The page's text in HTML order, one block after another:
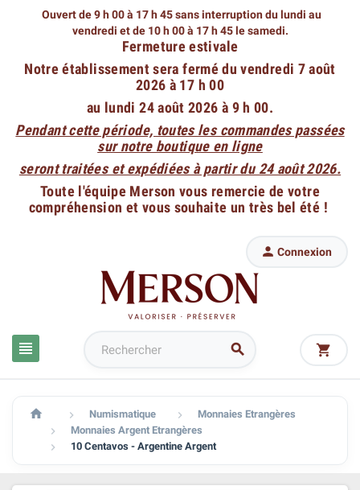
Ouvert de 9 h 00 à 17 h 45 sans interruption du lundi au
vendredi et de 10 h 00 à 17 h 45 le samedi.
Fermeture estivale
Notre établissement sera fermé du vendredi 7 août
2026 à 17 h 00
au lundi 24 août 2026 à 9 h 00.
Pendant cette période, toutes les commandes passées
sur notre boutique en ligne
seront traitées et expédiées à partir du 24 août 2026.
Toute l'équipe Merson vous remercie de votre
compréhension et vous souhaite un très bel été !
 
 Connexion

  Numismatique  Monnaies Etrangères
 Monnaies Argent Etrangères
 10 Centavos - Argentine Argent